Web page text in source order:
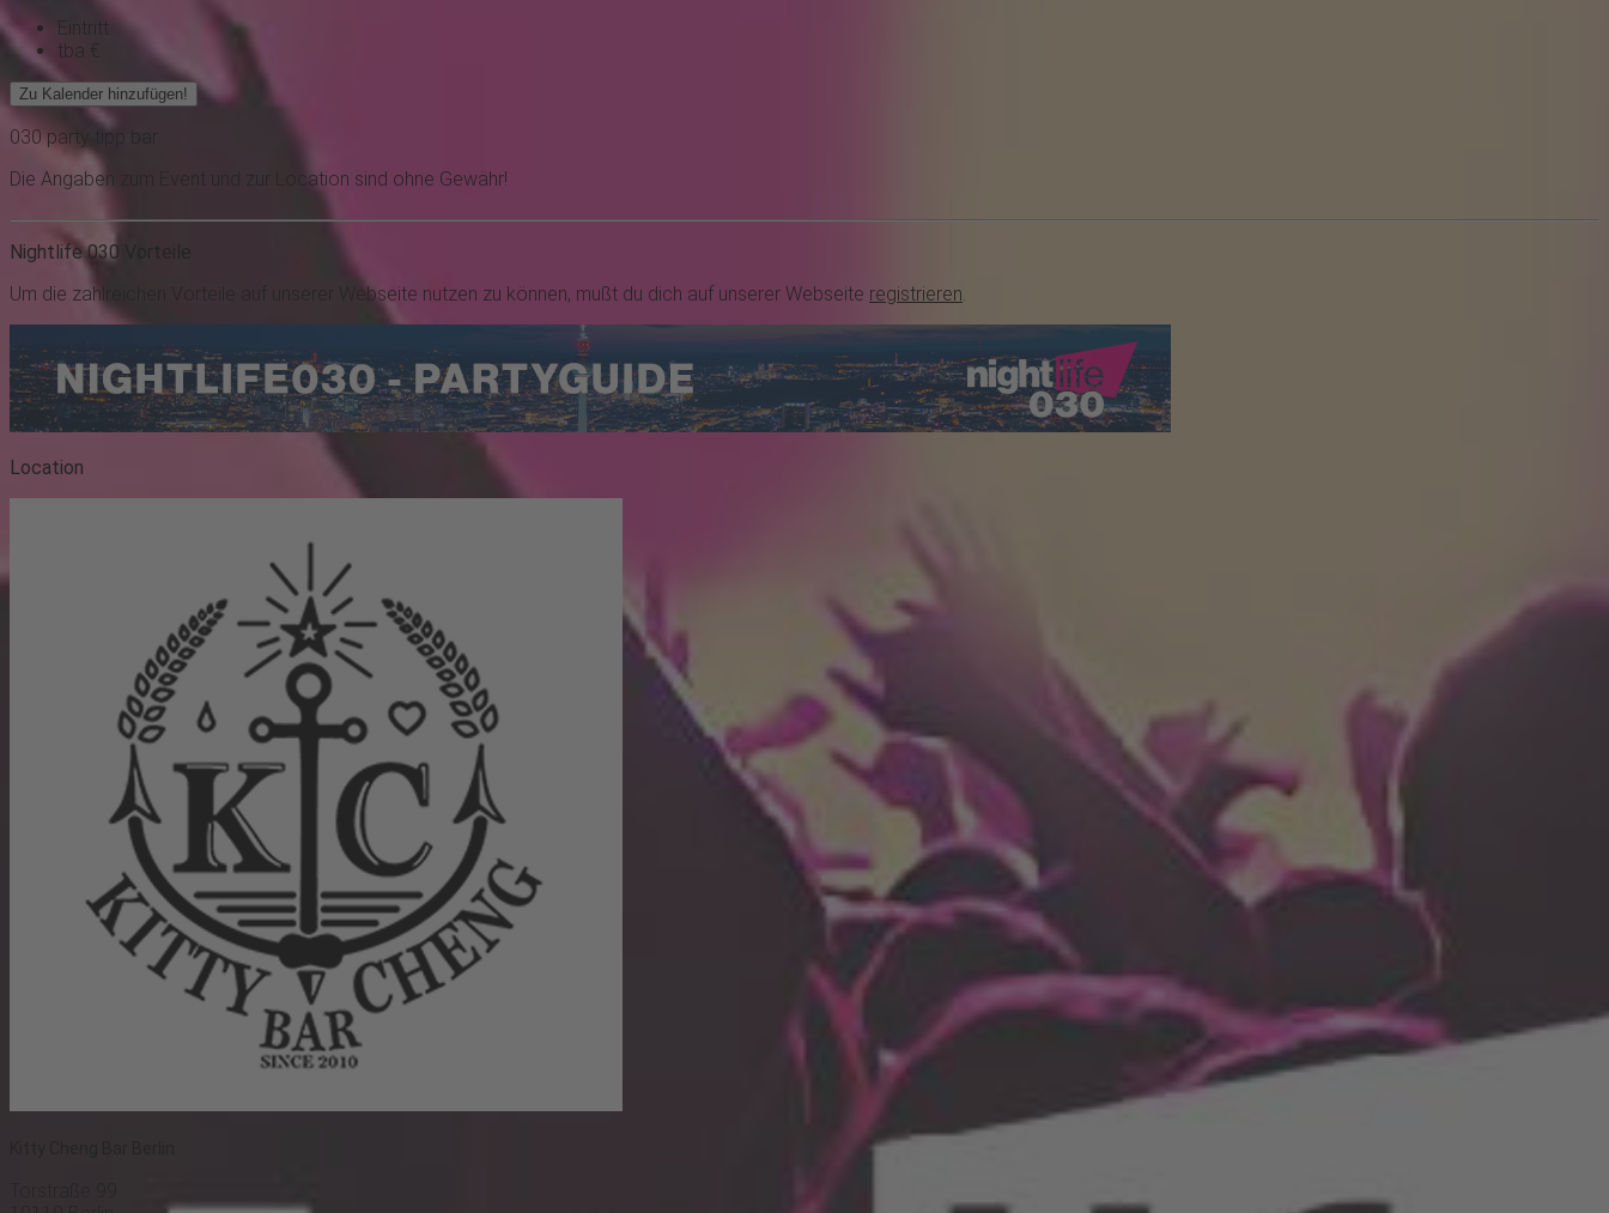
Eintritt
tba €
Zu Kalender hinzufügen!
030 party tipp
Die Angaben zum Event und zur Location sind ohne Gewähr!
Nightlife 030 Vorteile
Um die zahlreichen Vorteile auf unserer Webseite nutzen zu können, mußt du dich auf unserer Webseite registrieren.
Location